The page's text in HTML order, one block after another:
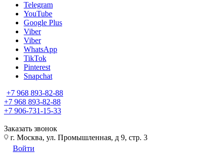
Telegram
YouTube
Google Plus
Viber
Viber
WhatsApp
TikTok
Pinterest
Snapchat
+7 968 893-82-88
+7 968 893-82-88
+7 906-731-15-33
Заказать звонок
г. Москва, ул. Промышленная, д 9, стр. 3
Войти